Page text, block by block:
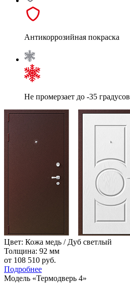
Антикоррозийная покраска
Не промерзает до -35 градусов
Цвет: Кожа медь / Дуб светлый
Толщина: 92 мм
от 108 510 руб.
Подробнее
Модель «Термодверь 4»